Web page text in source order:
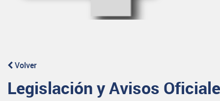
Volver
Legislación y Avisos